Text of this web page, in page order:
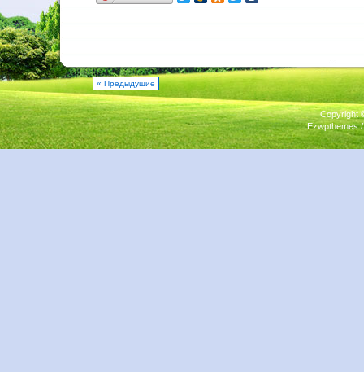
« Предыдущие
Copyright
Ezwpthemes